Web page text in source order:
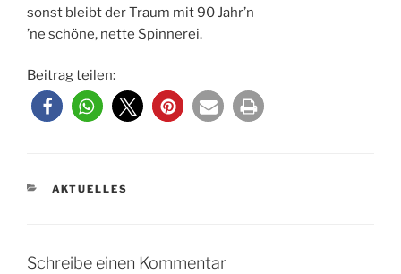
sonst bleibt der Traum mit 90 Jahr’n
’ne schöne, nette Spinnerei.
Beitrag teilen:
KATEGORIEN
AKTUELLES
Schreibe einen Kommentar